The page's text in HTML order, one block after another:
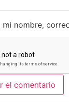
mi nombre,